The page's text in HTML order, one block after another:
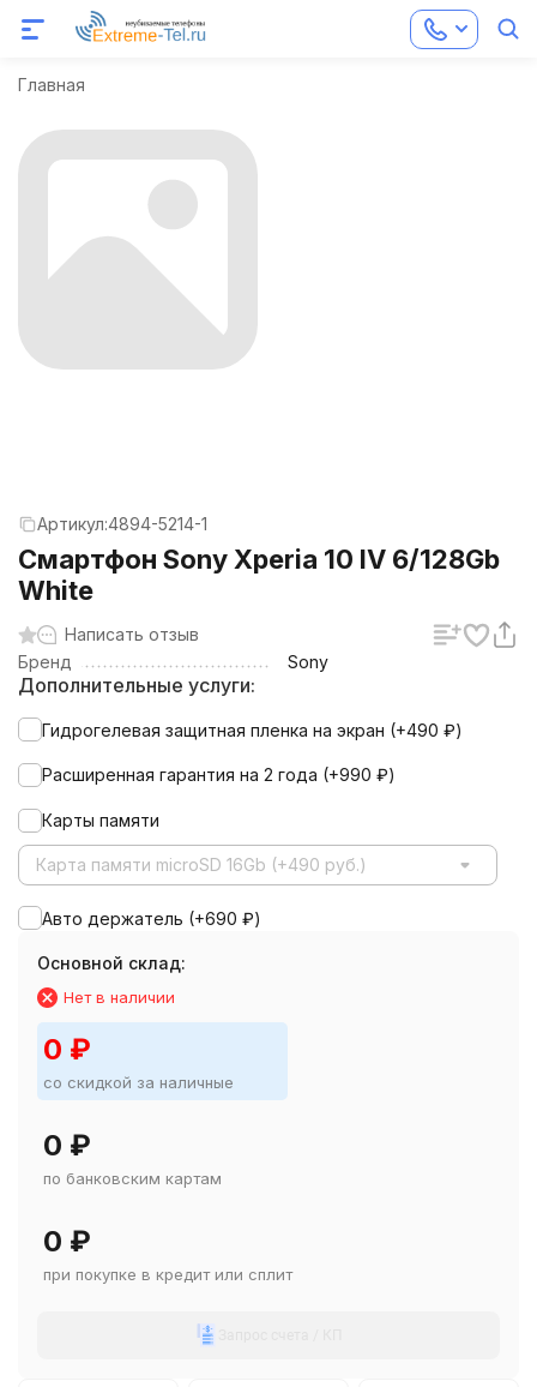
Главная
Артикул:4894-5214-1
Смартфон Sony Xperia 10 IV 6/128Gb
White
Написать отзыв
Бренд
Sony
Дополнительные услуги:
Гидрогелевая защитная пленка на экран (+490 ₽)
Расширенная гарантия на 2 года (+990 ₽)
Карты памяти
Карта памяти microSD 16Gb (+490 руб.)
Авто держатель (+690 ₽)
Основной склад:
Нет в наличии
0 ₽
со скидкой за наличные
0 ₽
по банковским картам
0 ₽
при покупке в кредит или сплит